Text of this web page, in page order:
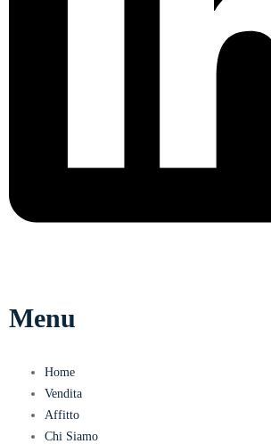
Menu
Home
Vendita
Affitto
Chi Siamo